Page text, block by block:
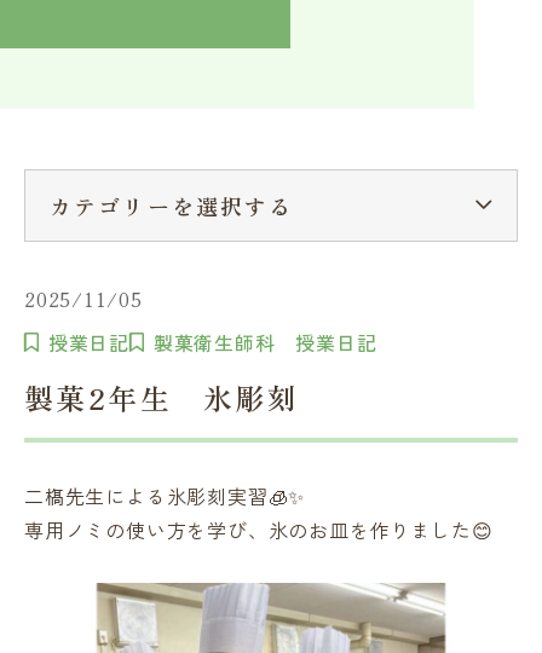
卒業生の方へ在学生へ一般の方へ（教室・講習会）
2025/11/05
授業日記 製菓衛生師科 授業日記
製菓2年生 氷彫刻
二𣘺先生による氷彫刻実習🧊✨
専用ノミの使い方を学び、氷のお皿を作りました😊
カテゴリーを選択する